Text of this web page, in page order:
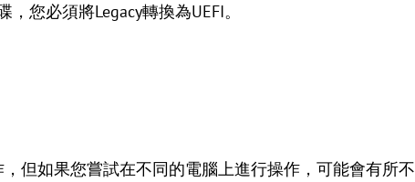
您必須將Legacy轉換為UEFI。
但如果您嘗試在不同的電腦上進行操作，可能會有所不